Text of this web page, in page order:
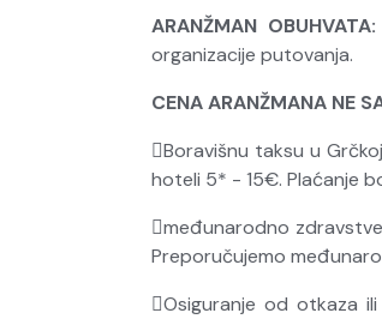
ARANŽMAN OBUHVATA:
organizacije putovanja.
CENA ARANŽMANA NE
Boravišnu taksu u
hoteli 5* - 15€. Plaćanje
međunarodno
Preporučujemo
Osiguranje od otkaza